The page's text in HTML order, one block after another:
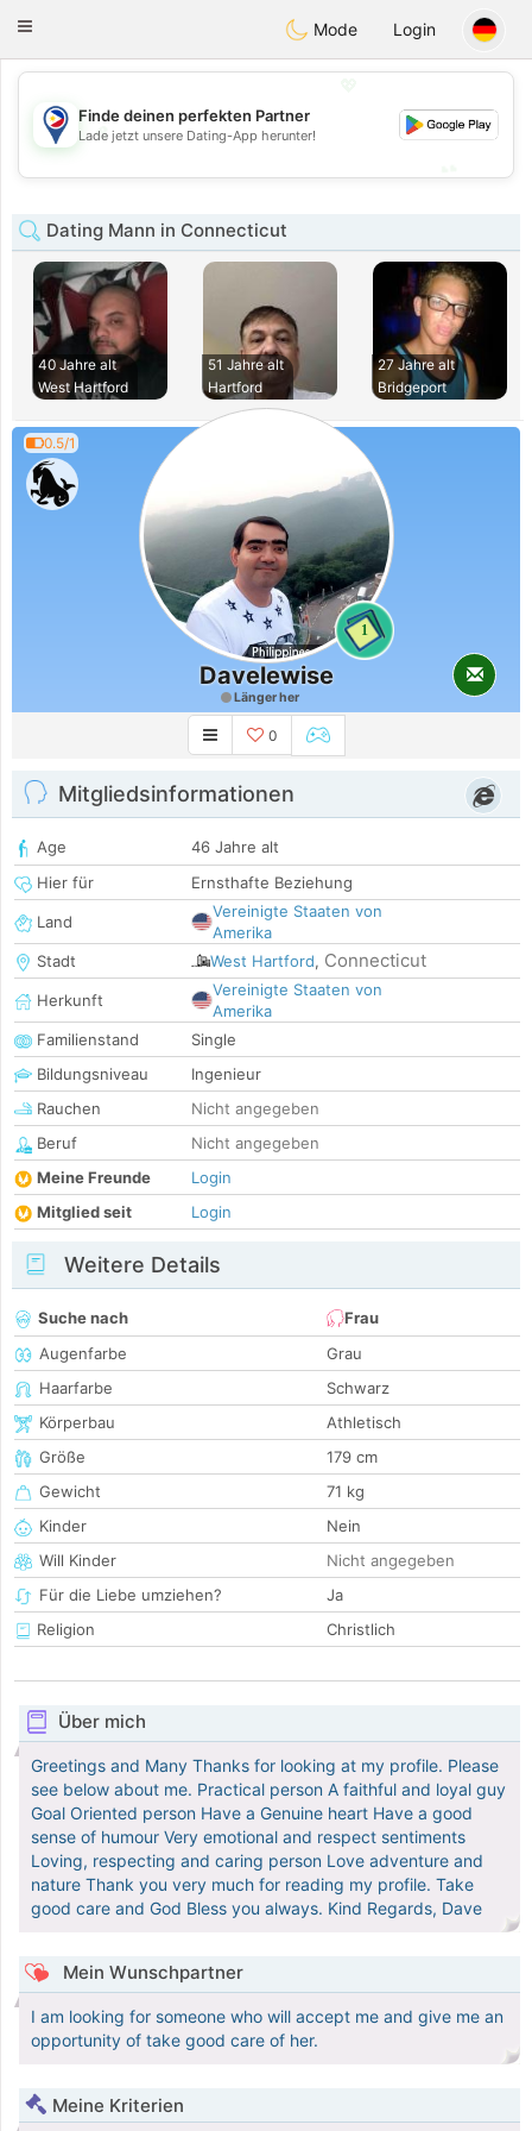
Philippines Chat
Toggle
Mode Login
💖
💕
Finde deinen perfekten Partner
Lade jetzt unsere Dating-App herunter!
Dating Mann in Connecticut
40 Jahre alt
West Hartford
51 Jahre alt
Hartford
27 Jahre alt
Bridgeport
0.5/1
1
Davelewise
Länger her
0
Mitgliedsinformationen
Age
46 Jahre alt
Hier für
Ernsthafte Beziehung
Land
Vereinigte Staaten von
Amerika
Stadt
West Hartford, Connecticut
Herkunft
Vereinigte Staaten von
Amerika
Familienstand
Single
Bildungsniveau
Ingenieur
Rauchen
Nicht angegeben
Beruf
Nicht angegeben
Meine Freunde
Login
Mitglied seit
Login
Weitere Details
Suche nach
Frau
Augenfarbe
Grau
Haarfarbe
Schwarz
Körperbau
Athletisch
Größe
179 cm
Gewicht
71 kg
Kinder
Nein
Will Kinder
Nicht angegeben
Für die Liebe umziehen?
Ja
Religion
Christlich
Über mich
Greetings and Many Thanks for looking at my profile. Please
see below about me. Practical person A faithful and loyal guy
Goal Oriented person Have a Genuine heart Have a good
sense of humour Very emotional and respect sentiments
Loving, respecting and caring person Love adventure and
nature Thank you very much for reading my profile. Take
good care and God Bless you always. Kind Regards, Dave
Mein Wunschpartner
I am looking for someone who will accept me and give me an
opportunity of take good care of her.
Meine Kriterien